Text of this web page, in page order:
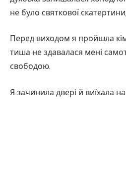
не було святкової скатертини,
Перед виходом я пройшла
тиша не здавалася мені
свободою.
Я зачинила двері й виїхала